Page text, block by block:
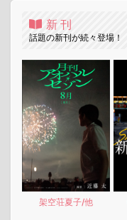
新刊
話題の新刊が続々登場！
架空荘夏子/他